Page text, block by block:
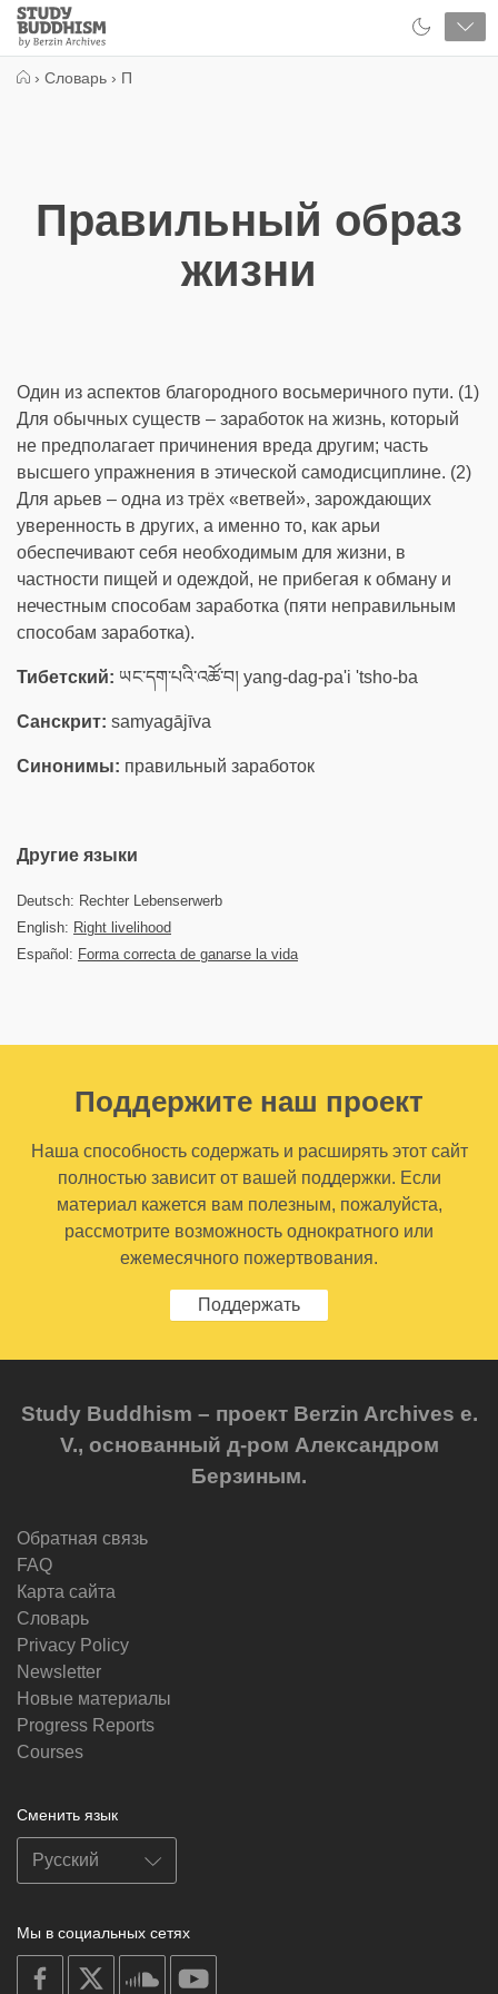
Close
Study
Buddhism
› Словарь › П
Правильный образ
жизни
Один из аспектов благородного восьмеричного пути. (1)
Для обычных существ – заработок на жизнь, который
не предполагает причинения вреда другим; часть
высшего упражнения в этической самодисциплине. (2)
Для арьев – одна из трёх «ветвей», зарождающих
уверенность в других, а именно то, как арьи
обеспечивают себя необходимым для жизни, в
частности пищей и одеждой, не прибегая к обману и
нечестным способам заработка (пяти неправильным
способам заработка).
Тибетский: ཡང་དག་པའི་འཚོ་བ། yang-dag-pa'i 'tsho-ba
Санскрит: samyagājīva
Синонимы: правильный заработок
Другие языки
Deutsch: Rechter Lebenserwerb
English: Right livelihood
Español: Forma correcta de ganarse la vida
Поддержите наш проект
Наша способность содержать и расширять этот сайт
полностью зависит от вашей поддержки. Если
материал кажется вам полезным, пожалуйста,
рассмотрите возможность однократного или
ежемесячного пожертвования.
Поддержать
Study Buddhism – проект Berzin Archives e.
V., основанный д-ром Александром
Берзиным.
Обратная связь
FAQ
Карта сайта
Словарь
Privacy Policy
Newsletter
Новые материалы
Progress Reports
Courses
Сменить язык
Мы в социальных сетях
on
facebook
soundcloud